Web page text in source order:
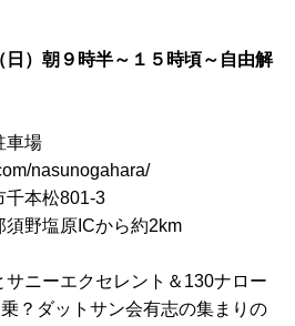
日）朝９時半～１５時頃～自由解
車場
nasunogahara/
千本松801-3
塩原ICから約2km
ニーエクセレント＆130ナロー
？ダットサン会有志の集まりの